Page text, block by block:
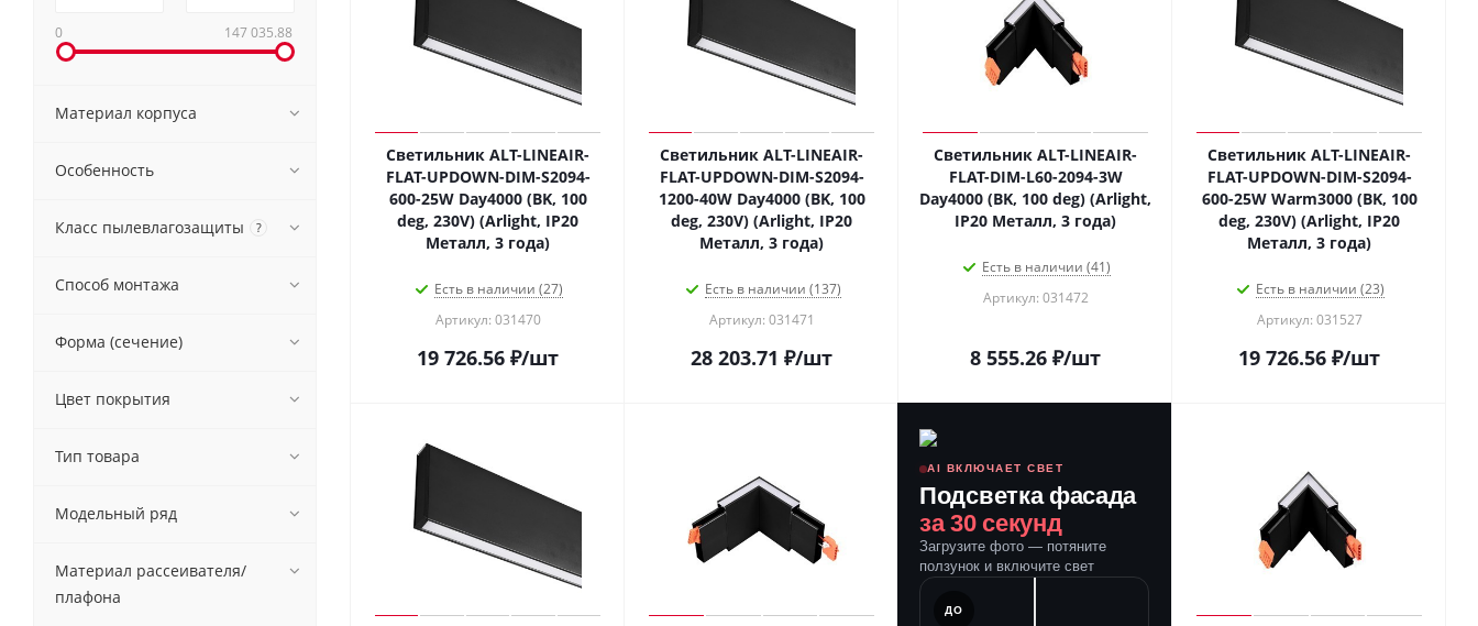
Светильник ALT-LINEAIR-
FLAT-UPDOWN-DIM-S2094-
600-25W Day4000 (BK, 100
deg, 230V) (Arlight, IP20
Металл, 3 года)
Есть в наличии (27)
Артикул: 031470
19 726.56 ₽/шт
Светильник ALT-LINEAIR-
FLAT-UPDOWN-DIM-S2094-
1200-40W Day4000 (BK, 100
deg, 230V) (Arlight, IP20
Металл, 3 года)
Есть в наличии (137)
Артикул: 031471
28 203.71 ₽/шт
Светильник ALT-LINEAIR-
FLAT-DIM-L60-2094-3W
Day4000 (BK, 100 deg) (Arlight,
IP20 Металл, 3 года)
Есть в наличии (41)
Артикул: 031472
8 555.26 ₽/шт
Светильник ALT-LINEAIR-
FLAT-UPDOWN-DIM-S2094-
600-25W Warm3000 (BK, 100
deg, 230V) (Arlight, IP20
Металл, 3 года)
Есть в наличии (23)
Артикул: 031527
19 726.56 ₽/шт
AI ВКЛЮЧАЕТ СВЕТ
Подсветка фасада
за 30 секунд
Загрузите фото — потяните
ползунок и включите свет
ДО
0 147 035.88
Материал корпуса
Особенность
Класс пылевлагозащиты ?
Способ монтажа
Форма (сечение)
Цвет покрытия
Тип товара
Модельный ряд
Материал рассеивателя/
плафона